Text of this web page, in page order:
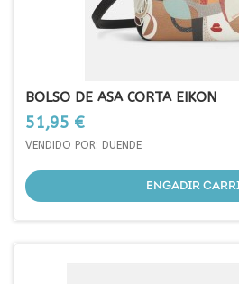
BOLSO DE ASA CORTA EIKON
Prezo
51,95 €
VENDIDO POR: DUENDE
ENGADIR